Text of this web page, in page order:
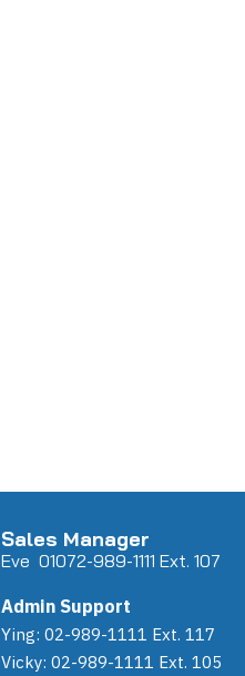
Sales Manager
Eve 01072-989-1111 Ext. 107
Admin Support
Ying: 02-989-1111 Ext. 117
Vicky: 02-989-1111 Ext. 105